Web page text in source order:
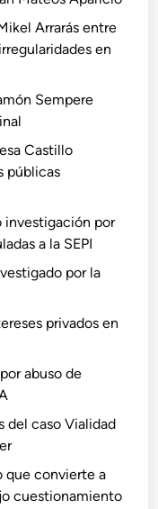
Arrarás entre
en
Sempere
Castillo
públicas
investigación por
a la SEPI
por la
privados en
abuso de
del caso Vialidad
que convierte a
cuestionamiento